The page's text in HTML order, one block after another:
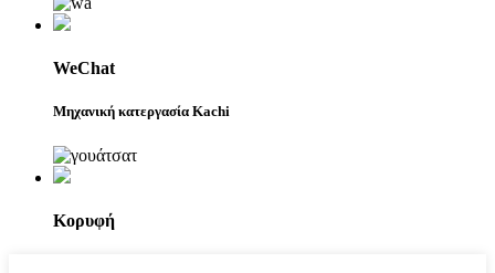
WeChat
Μηχανική κατεργασία Kachi
Κορυφή